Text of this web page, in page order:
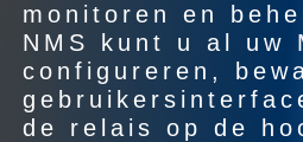
monitoren en
NMS kunt u al uw
configureren,
de relais op de